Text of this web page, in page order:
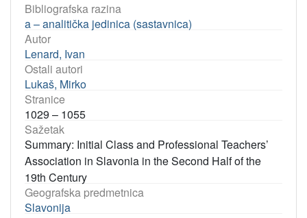
Bibliografska razina
a – analitička jedinica (sastavnica)
Autor
Lenard, Ivan
Ostali autori
Lukaš, Mirko
Stranice
1029 – 1055
Sažetak
Summary: Initial Class and Professional Teachers’
Association in Slavonia in the Second Half of the
19th Century
Geografska predmetnica
Slavonija